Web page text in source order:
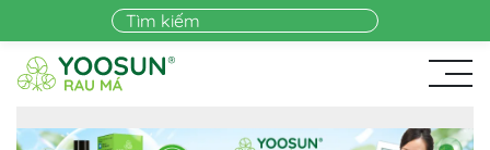
Skip to main content